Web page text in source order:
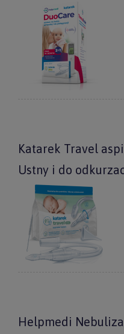
Katarek Travel
Ustny i do
Helpmedi